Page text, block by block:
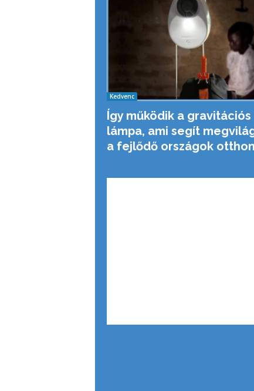
Kedvenc
Így működik a gravitációs
lámpa, ami segít
a fejlődő országok